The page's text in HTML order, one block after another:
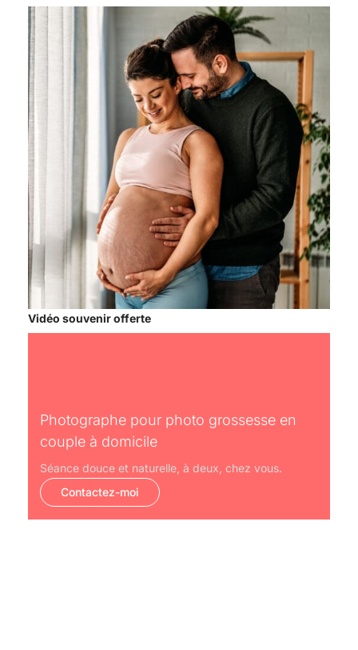
Vidéo souvenir offerte
Photographe pour photo grossesse en
couple à domicile
Séance douce et naturelle, à deux, chez vous.
Contactez-moi